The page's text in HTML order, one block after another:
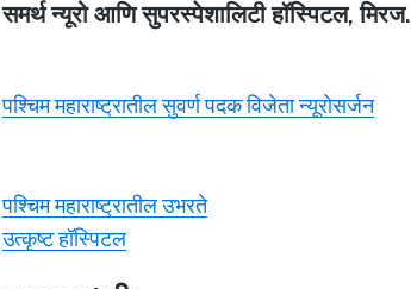
समर्थ न्यूरो आणि सुपरस्पेशालिटी हॉस्पिटल, मिरज.
पश्चिम महाराष्ट्रातील सुवर्ण पदक विजेता न्यूरोसर्जन
पश्चिम महाराष्ट्रातील उभरते
उत्कृष्ट हॉस्पिटल